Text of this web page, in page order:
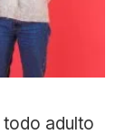
todo adulto